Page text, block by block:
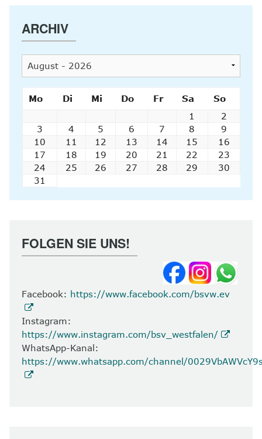
ARCHIV
Mo Di Mi Do Fr Sa
So
1
2
3
4 5 6 7 8
9
10
11 12 13 14 15
16
17
18 19 20 21 22
23
24
25 26 27 28 29
30
31
FOLGEN SIE UNS!
Facebook: https://www.facebook.com/bsvw.ev
Instagram:
https://www.instagram.com/bsv_westfalen/
WhatsApp-Kanal:
https://www.whatsapp.com/channel/